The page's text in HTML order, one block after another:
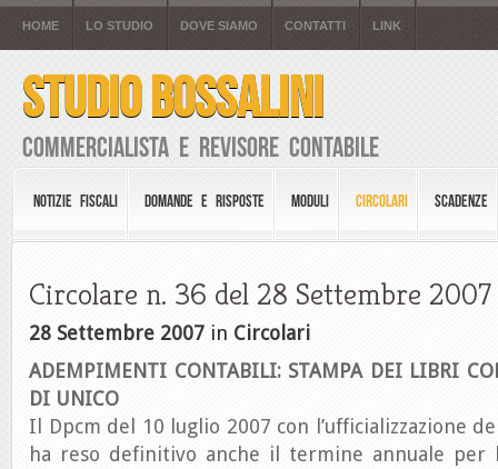
HOME LO STUDIO DOVE SIAMO CONTATTI LINK
STUDIO BOSSALINI
Commercialista e Revisore Contabile
NOTIZIE FISCALI DOMANDE E RISPOSTE MODULI CIRCOLARI SCADENZE
Circolare n. 36 del 28 Settembre 2007
28 Settembre 2007 in Circolari
ADEMPIMENTI CONTABILI: STAMPA DEI LIBRI
DI UNICO
Il Dpcm del 10 luglio 2007 con l’ufficializzazione
ha reso definitivo anche il termine annuale